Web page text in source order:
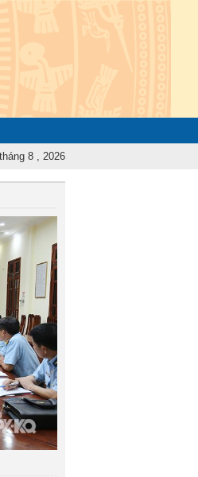
huấn nghiệp vụ công tác kiểm tra,
8 , 2026